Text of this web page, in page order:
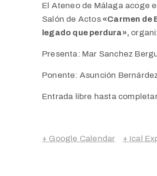
El Ateneo de Málaga acoge
Salón de Actos«Carmen de
legado que perdura»,
Presenta: Mar Sanchez
Ponente: Asunción
Entrada libre hasta
+ Google Calendar + Ical